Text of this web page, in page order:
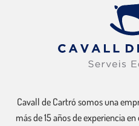
Cavall de Cartró somos una
más de 15 años de experiencia